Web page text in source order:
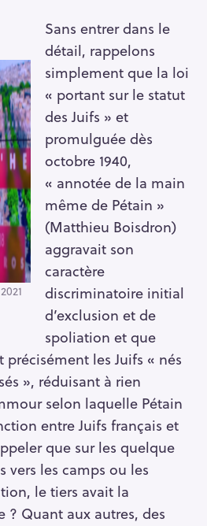
Sans entrer dans le
détail, rappelons
simplement que la loi
« portant sur le statut
des Juifs » et
promulguée dès
octobre 1940,
« annotée de la main
même de Pétain »
(Matthieu Boisdron)
aggravait son
caractère
discriminatoire initial
d’exclusion et de
spoliation et que
précisément les Juifs « nés
», réduisant à rien
selon laquelle Pétain
entre Juifs français et
que sur les quelque
vers les camps ou les
le tiers avait la
? Quant aux autres, des